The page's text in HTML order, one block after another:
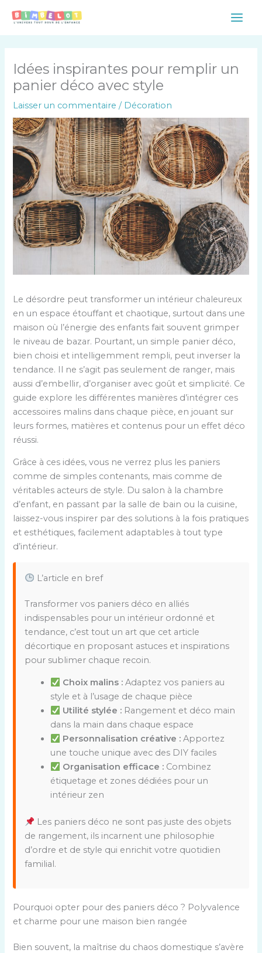
Main
Idées inspirantes pour remplir un
panier déco avec style
Laisser un commentaire / Décoration
Le désordre peut transformer un intérieur chaleureux
en un espace étouffant et chaotique, surtout dans une
maison où l’énergie des enfants fait souvent grimper
le niveau de bazar. Pourtant, un simple panier déco,
bien choisi et intelligemment rempli, peut inverser la
tendance. Il ne s’agit pas seulement de ranger, mais
aussi d’embellir, d’organiser avec goût et simplicité. Ce
guide explore les différentes manières d’intégrer ces
accessoires malins dans chaque pièce, en jouant sur
leurs formes, matières et contenus pour un effet déco
réussi.
Grâce à ces idées, vous ne verrez plus les paniers
comme de simples contenants, mais comme de
véritables acteurs de style. Du salon à la chambre
d’enfant, en passant par la salle de bain ou la cuisine,
laissez-vous inspirer par des solutions à la fois pratiques
et esthétiques, facilement adaptables à tout type
d’intérieur.
L’article en bref
Transformer vos paniers déco en alliés
indispensables pour un intérieur ordonné et
tendance, c’est tout un art que cet article
décortique en proposant astuces et inspirations
pour sublimer chaque recoin.
Choix malins :Adaptez vos paniers au
style et à l’usage de chaque pièce
Utilité stylée :Rangement et déco main
dans la main dans chaque espace
Personnalisation créative :Apportez
une touche unique avec des DIY faciles
Organisation efficace :Combinez
étiquetage et zones dédiées pour un
intérieur zen
Les paniers déco ne sont pas juste des objets
de rangement, ils incarnent une philosophie
d’ordre et de style qui enrichit votre quotidien
familial.
Pourquoi opter pour des paniers déco ? Polyvalence
et charme pour une maison bien rangée
Bien souvent, la maîtrise du chaos domestique s’avère